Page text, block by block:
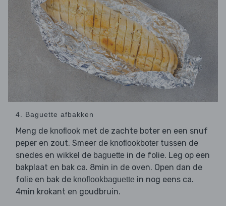
4. Baguette afbakken
Meng de knoflook met de zachte boter en een snuf
peper en zout. Smeer de knoflookboter tussen de
snedes en wikkel de baguette in de folie. Leg op een
bakplaat en bak ca. 8min in de oven. Open dan de
folie en bak de knoflookbaguette in nog eens ca.
4min krokant en goudbruin.